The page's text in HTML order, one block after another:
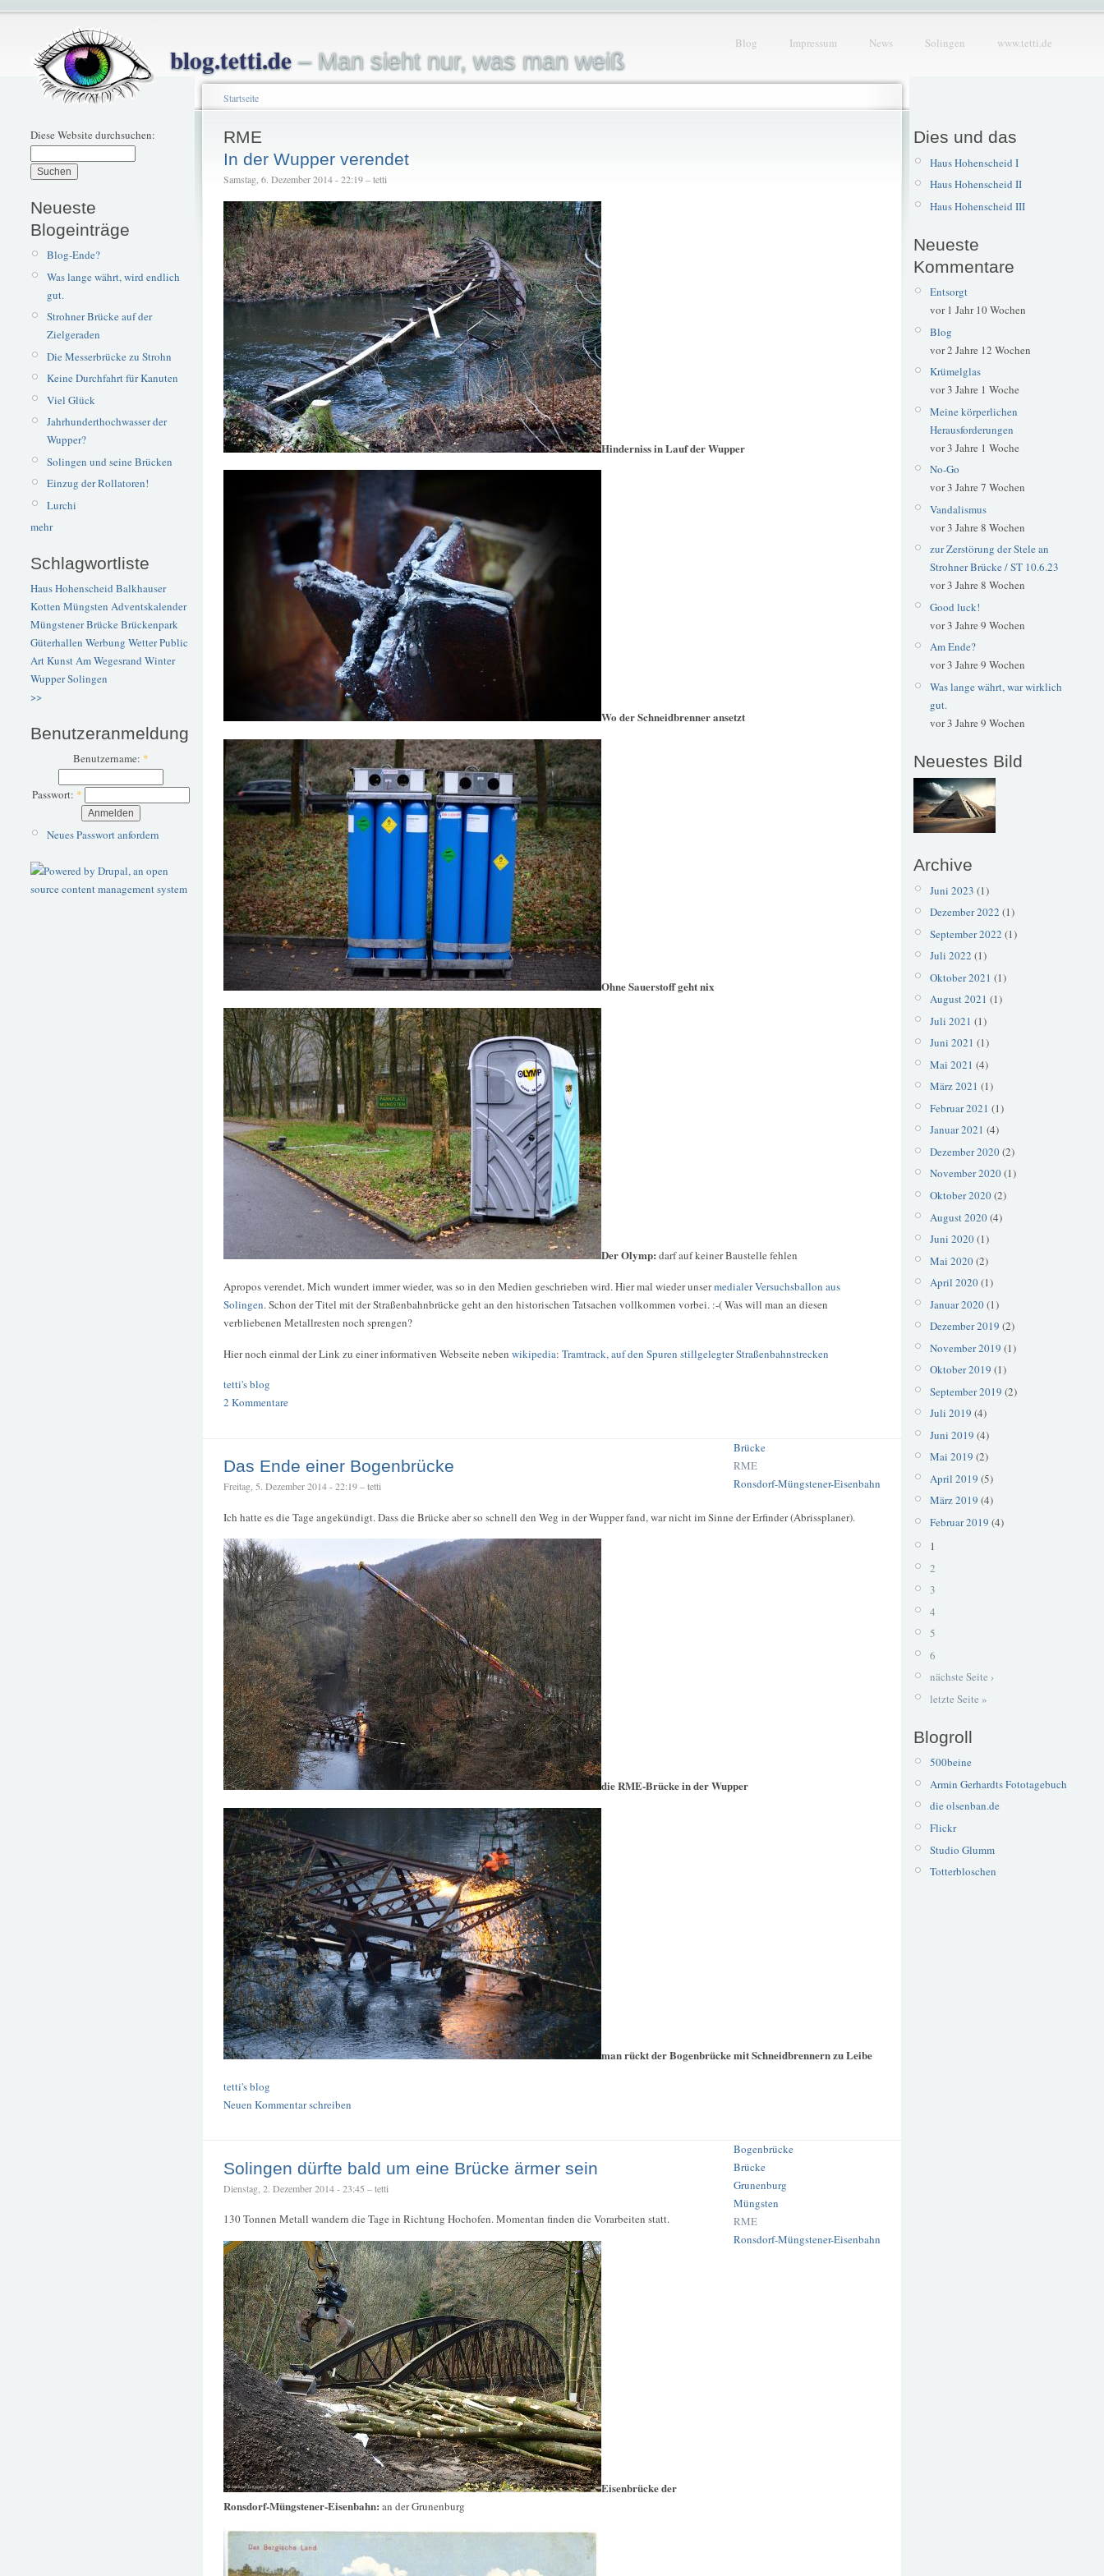
blog.tetti.de– Man sieht nur, was man weiß
Blog Impressum News Solingen www.tetti.de
Diese Website durchsuchen:
Neueste
Blogeinträge
Blog-Ende?
Was lange währt, wird endlich
gut.
Strohner Brücke auf der
Zielgeraden
Die Messerbrücke zu Strohn
Keine Durchfahrt für Kanuten
Viel Glück
Jahrhunderthochwasser der
Wupper?
Solingen und seine Brücken
Einzug der Rollatoren!
Lurchi
mehr
Schlagwortliste
Haus Hohenscheid Balkhauser
Kotten Müngsten Adventskalender
Müngstener BrückeBrückenpark
Güterhallen Werbung WetterPublic
ArtKunstAm Wegesrand Winter
WupperSolingen
>>
Benutzeranmeldung
Benutzername: *
Passwort: *
Neues Passwort anfordern
Startseite
RME
In der Wupper verendet
Samstag, 6. Dezember 2014 - 22:19 – tetti
Hinderniss in Lauf der Wupper
Wo der Schneidbrenner ansetzt
Ohne Sauerstoff geht nix
Der Olymp: darf auf keiner Baustelle fehlen
Apropos verendet. Mich wundert immer wieder, was so in den Medien geschrieben wird. Hier mal wieder unsermedialer Versuchsballon aus
Solingen. Schon der Titel mit der Straßenbahnbrücke geht an den historischen Tatsachen vollkommen vorbei. :-( Was will man an diesen
verbliebenen Metallresten noch sprengen?
Hier noch einmal der Link zu einer informativen Webseite neben wikipedia: Tramtrack, auf den Spuren stillgelegter Straßenbahnstrecken
tetti's blog
2 Kommentare
Brücke
RME
Ronsdorf-Müngstener-Eisenbahn
Das Ende einer Bogenbrücke
Freitag, 5. Dezember 2014 - 22:19 – tetti
Ich hatte es die Tage angekündigt. Dass die Brücke aber so schnell den Weg in der Wupper fand, war nicht im Sinne der Erfinder (Abrissplaner).
die RME-Brücke in der Wupper
man rückt der Bogenbrücke mit Schneidbrennern zu Leibe
tetti's blog
Neuen Kommentar schreiben
Bogenbrücke
Brücke
Grunenburg
Müngsten
RME
Ronsdorf-Müngstener-Eisenbahn
Solingen dürfte bald um eine Brücke ärmer sein
Dienstag, 2. Dezember 2014 - 23:45 – tetti
130 Tonnen Metall wandern die Tage in Richtung Hochofen. Momentan finden die Vorarbeiten statt.
Eisenbrücke der
Ronsdorf-Müngstener-Eisenbahn: an der Grunenburg
Dies und das
Haus Hohenscheid I
Haus Hohenscheid II
Haus Hohenscheid III
Neueste
Kommentare
Entsorgt
vor 1 Jahr 10 Wochen
Blog
vor 2 Jahre 12 Wochen
Krümelglas
vor 3 Jahre 1 Woche
Meine körperlichen
Herausforderungen
vor 3 Jahre 1 Woche
No-Go
vor 3 Jahre 7 Wochen
Vandalismus
vor 3 Jahre 8 Wochen
zur Zerstörung der Stele an
Strohner Brücke / ST 10.6.23
vor 3 Jahre 8 Wochen
Good luck!
vor 3 Jahre 9 Wochen
Am Ende?
vor 3 Jahre 9 Wochen
Was lange währt, war wirklich
gut.
vor 3 Jahre 9 Wochen
Neuestes Bild
Archive
Juni 2023 (1)
Dezember 2022 (1)
September 2022 (1)
Juli 2022 (1)
Oktober 2021 (1)
August 2021 (1)
Juli 2021 (1)
Juni 2021 (1)
Mai 2021 (4)
März 2021 (1)
Februar 2021 (1)
Januar 2021 (4)
Dezember 2020(2)
November 2020(1)
Oktober 2020(2)
August 2020(4)
Juni 2020(1)
Mai 2020(2)
April 2020(1)
Januar 2020(1)
Dezember 2019 (2)
November 2019 (1)
Oktober 2019 (1)
September 2019 (2)
Juli 2019 (4)
Juni 2019 (4)
Mai 2019 (2)
April 2019 (5)
März 2019 (4)
Februar 2019 (4)
1
2
3
4
5
6
nächste Seite ›
letzte Seite »
Blogroll
500beine
Armin Gerhardts Fototagebuch
die olsenban.de
Flickr
Studio Glumm
Totterbloschen